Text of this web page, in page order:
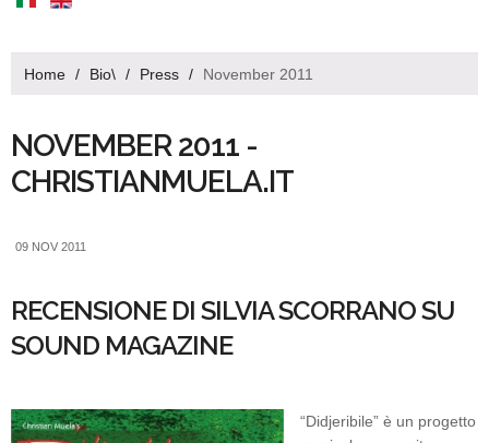
Home / Bio\ / Press / November 2011
NOVEMBER 2011 -
CHRISTIANMUELA.IT
09 NOV 2011
RECENSIONE DI SILVIA SCORRANO SU
SOUND MAGAZINE
“Didjeribile” è un progetto